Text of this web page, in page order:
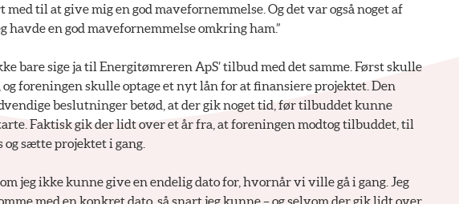
til at give mig en god mavefornemmelse. Og det var også noget af
havde en god mavefornemmelse omkring ham.”
bare sige ja til Energitømreren ApS’ tilbud med det samme. Først skulle
foreningen skulle optage et nyt lån for at finansiere projektet. Den
beslutninger betød, at der gik noget tid, før tilbuddet kunne
Faktisk gik der lidt over et år fra, at foreningen modtog tilbuddet, til
sætte projektet i gang.
jeg ikke kunne give en endelig dato for, hvornår vi ville gå i gang. Jeg
med en konkret dato, så snart jeg kunne – og selvom der gik lidt over